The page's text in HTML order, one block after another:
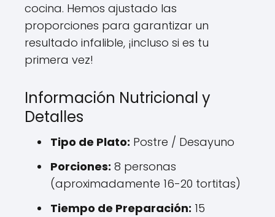
cocina. Hemos ajustado las
proporciones para garantizar un
resultado infalible, ¡incluso si es tu
primera vez!
Información Nutricional y
Detalles
Tipo de Plato: Postre / Desayuno
Porciones: 8 personas
(aproximadamente 16-20 tortitas)
Tiempo de Preparación: 15